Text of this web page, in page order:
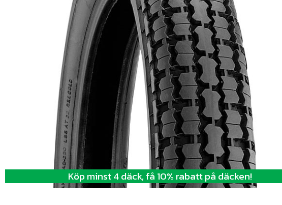
Köp minst 4 däck, få 10% rabatt på däcken!